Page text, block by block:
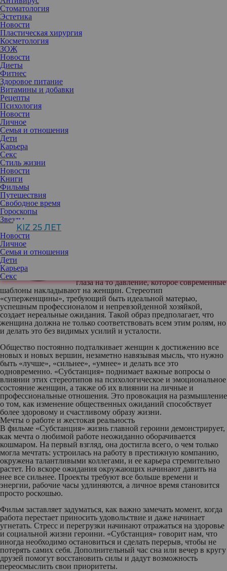
Стоматология
Эстетика
Новости
Пластическая хирургия
Косметология
ЗОЖ
Новости
Диеты
Фитнес
Здоровое питание
Витамины и добавки
Рецепты
Психология
Новости
Личное
Семья и отношения
Дети
Карьера
Секс
Стиль жизни
Новости
Книги
Фильмы
Путешествия
Свободное время
Гороскопы
Звезды
KIZ 25 ЛЕТ
Новости
Личное
Семья и отношения
Дети
Карьера
Секс
Как далеко способно зайти общество в своих ожиданиях от
женщин? Эксперт выделила четыре урока из нашумевшего
фильма, которые заставляют по-новому взглянуть на привычные
вещи и возможно, изменят отношение к повседневной
реальности.
глаза на то давление, которое современные
шаблоны накладывают на женщин. Стереотип
«суперженщины», требующий быть идеальной матерью,
успешным профессионалом и непревзойденной хозяйкой,
создает нереальные ожидания. Такой образ предполагает, что
женщина должна не только соответствовать всем этим ролям, но
и делать это без видимых усилий и усталости.
Общество постоянно подталкивает женщин к достижению все
новых и новых вершин, незаметно навязывая мысль, что нужно
быть «лучше», «сильнее», «умнее» и делать все это
одновременно. «Субстанция» поднимает важные вопросы о
влиянии этих стереотипов на психологическое и эмоциональное
состояние женщин, а также об их влиянии на личные и
профессиональные отношения. Это провокация на размышление
о том, как изменение общественных ожиданий способствует
более здоровому и счастливому образу жизни.
Мечты о работе и жестокая реальность
В фильме «Субстанция» жизнь главной героини демонстрирует,
как мечта о любимой работе неожиданно оборачивается
кошмаром. На первый взгляд, она достигла всего, о чем только
могла мечтать: устроилась на работу в престижную компанию,
окружена талантливыми коллегами, и ее карьера стремительно
растет. Но вскоре ожидания окружающих начинают давить на
нее все сильнее. Проекты требуют все больше времени и
энергии, рабочие часы удлиняются, а личное время становится
просто роскошью.
Фильм заставляет задуматься, как важно замечать момент, когда
работа перестает приносить удовольствие и даже начинает
угнетать. Стресс и перегрузки начинают отражаться на здоровье
и социальной жизни героини. «Субстанция» говорит нам, что
иногда необходимо остановиться и сделать перерыв, чтобы не
потерять самих себя. Дополнительный час сна или вечер в кругу
друзей помогут восстановить силы и дадут возможность
переосмыслить свои приоритеты.